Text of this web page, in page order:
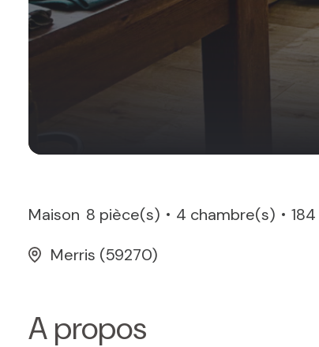
Maison 8 pièce(s) 4 chambre(s)
184
Merris (59270)
A propos